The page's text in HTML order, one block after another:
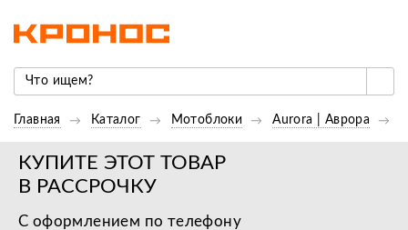
Главная Каталог Мотоблоки Aurora | Аврора
КУПИТЕ ЭТОТ ТОВАР
В РАССРОЧКУ
С оформлением по телефону